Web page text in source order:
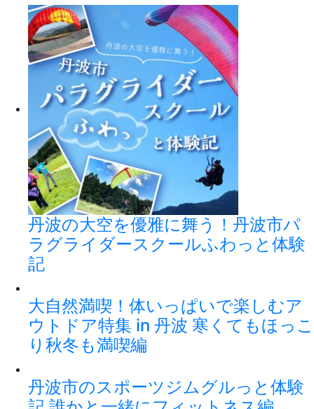
丹波の大空を優雅に舞う！丹波市パ
ラグライダースクールふわっと体験
記
大自然満喫！体いっぱいで楽しむア
ウトドア特集 in 丹波 寒くてもほっこ
り秋冬も満喫編
丹波市のスポーツジムグルっと体験